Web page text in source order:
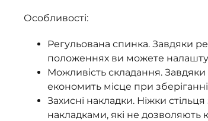
Особливості:
Регульована спинка. Завдяки
положеннях ви можете
Можливість складання. Завдяки
економить місце при
Захисні накладки. Ніжки
накладками, які не дозволяють